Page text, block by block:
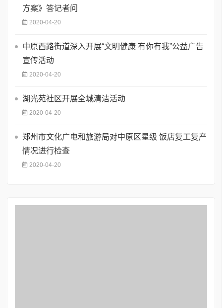
方案》答记者问
2020-04-20
中原西路街道深入开展“文明健康 有你有我”公益广告
宣传活动
2020-04-20
湖光苑社区开展全城清洁活动
2020-04-20
郑州市文化广电和旅游局对中原区星级 饭店复工复产
情况进行检查
2020-04-20